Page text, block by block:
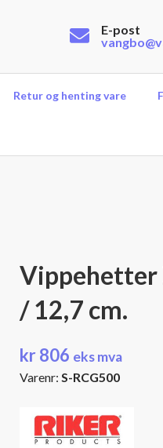
E-post
Retur og henting vare
Vippehetter
/ 12,7 cm.
kr806 eks mva
Varenr: S-RCG500